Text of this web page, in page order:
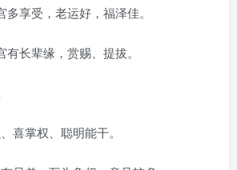
享受，老运好，福泽佳。
长辈缘，赏赐、提拔。
喜掌权、聪明能干。